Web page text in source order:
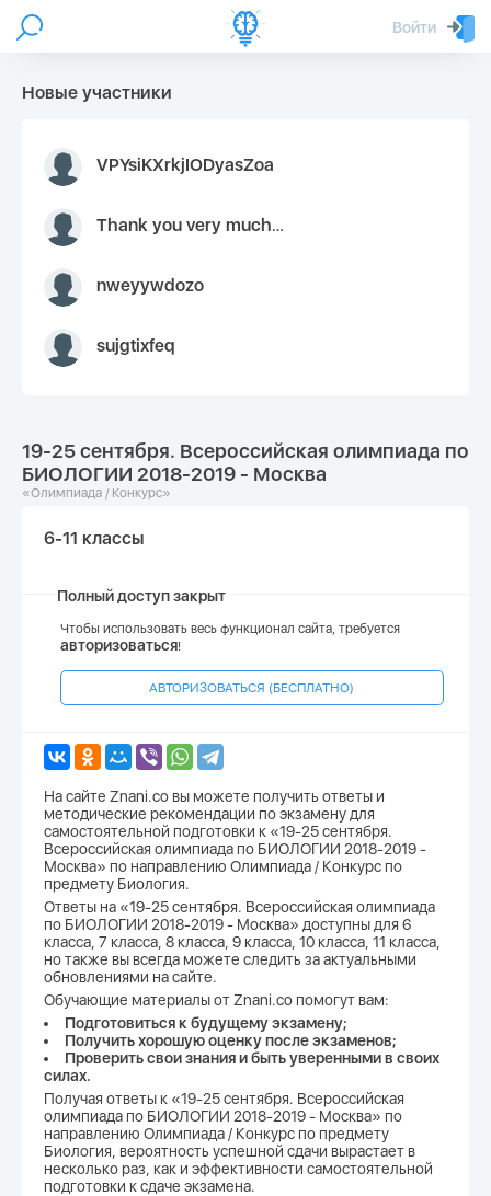
Войти
Новые участники
VPYsiKXrkjIODyasZoa
Thank you very much for your inquiry We appreciate you 9126052 https://youtube.com faceapple !
nweyywdozo
sujgtixfeq
19-25 сентября. Всероссийская олимпиада по
БИОЛОГИИ 2018-2019 - Москва
«Олимпиада / Конкурс»
6-11 классы
Полный доступ закрыт
Чтобы использовать весь функционал сайта, требуется
авторизоваться!
АВТОРИЗОВАТЬСЯ (БЕСПЛАТНО)
На сайте Znani.co вы можете получить ответы и
методические рекомендации по экзамену для
самостоятельной подготовки к «19-25 сентября.
Всероссийская олимпиада по БИОЛОГИИ 2018-2019 -
Москва» по направлению Олимпиада / Конкурс по
предмету Биология.
Ответы на «19-25 сентября. Всероссийская олимпиада
по БИОЛОГИИ 2018-2019 - Москва» доступны для 6
класса, 7 класса, 8 класса, 9 класса, 10 класса, 11 класса,
но также вы всегда можете следить за актуальными
обновлениями на сайте.
Обучающие материалы от Znani.co помогут вам:
Подготовиться к будущему экзамену;
Получить хорошую оценку после экзаменов;
Проверить свои знания и быть уверенными в своих
силах.
Получая ответы к «19-25 сентября. Всероссийская
олимпиада по БИОЛОГИИ 2018-2019 - Москва» по
направлению Олимпиада / Конкурс по предмету
Биология, вероятность успешной сдачи вырастает в
несколько раз, как и эффективности самостоятельной
подготовки к сдаче экзамена.